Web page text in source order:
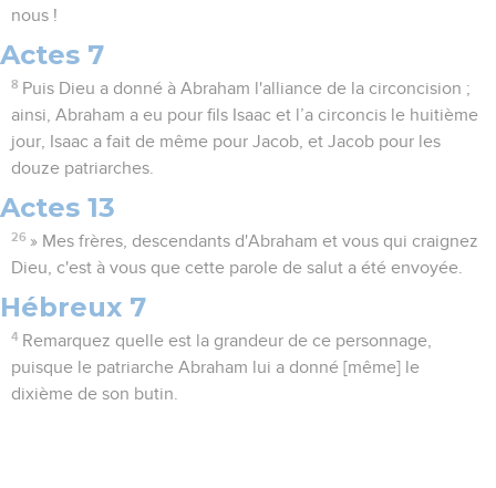
nous !
Actes 7
8 Puis Dieu a donné à Abraham l'alliance de la circoncision ;
ainsi, Abraham a eu pour fils Isaac et l’a circoncis le huitième
jour, Isaac a fait de même pour Jacob, et Jacob pour les
douze patriarches.
Actes 13
26 » Mes frères, descendants d'Abraham et vous qui craignez
Dieu, c'est à vous que cette parole de salut a été envoyée.
Hébreux 7
4 Remarquez quelle est la grandeur de ce personnage,
puisque le patriarche Abraham lui a donné [même] le
dixième de son butin.